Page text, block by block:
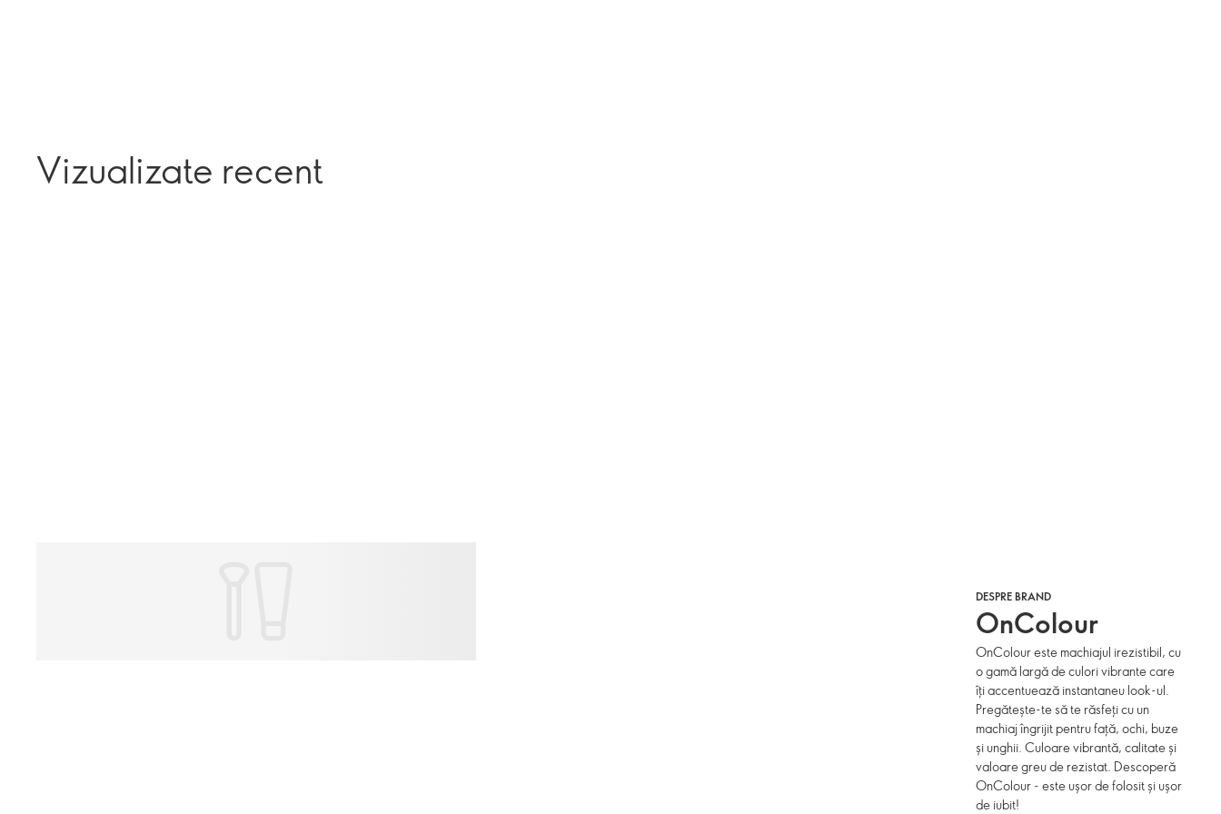
Vizualizate recent
DESPRE BRAND
OnColour
OnColour este machiajul irezistibil, cu
o gamă largă de culori vibrante care
îți accentuează instantaneu look-ul.
Pregătește-te să te răsfeți cu un
machiaj îngrijit pentru față, ochi, buze
și unghii. Culoare vibrantă, calitate și
valoare greu de rezistat. Descoperă
OnColour - este ușor de folosit și ușor
de iubit!